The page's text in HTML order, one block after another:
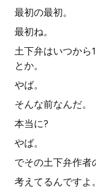
最初の最初。
最初ね。
土下弁はいつから
とか。
やば。
そんな前なんだ。
本当に?
やば。
でその土下弁作者
考えてるんですよ。